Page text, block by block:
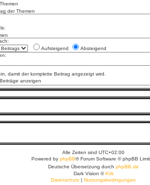
der Themen
Aufsteigend
Absteigend
damit der komplette Beitrag angezeigt wird.
anzeigen
Alle Zeiten sind UTC+02:00
Powered by phpBB® Forum Software © phpBB
Deutsche Übersetzung durch phpBB.de
Dark Vision ©Kirk
Datenschutz | Nutzungsbedingungen